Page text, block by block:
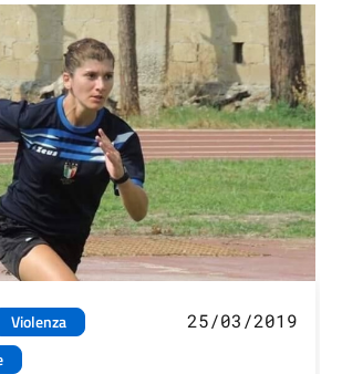
Violenza
25/03/2019